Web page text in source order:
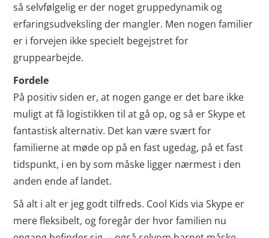
så selvfølgelig er der noget gruppedynamik og
erfaringsudveksling der mangler. Men nogen familier
er i forvejen ikke specielt begejstret for
gruppearbejde.
Fordele
På positiv siden er, at nogen gange er det bare ikke
muligt at få logistikken til at gå op, og så er Skype et
fantastisk alternativ. Det kan være svært for
familierne at møde op på en fast ugedag, på et fast
tidspunkt, i en by som måske ligger nærmest i den
anden ende af landet.
Så alt i alt er jeg godt tilfreds. Cool Kids via Skype er
mere fleksibelt, og foregår der hvor familien nu